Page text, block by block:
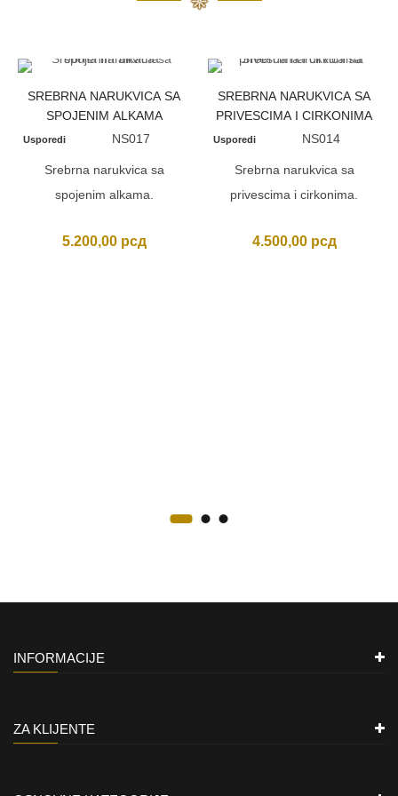
SREBRNA NARUKVICA SA
SPOJENIM ALKAMA
Usporedi NS017
Srebrna narukvica sa
spojenim alkama.
5.200,00 рсд
SREBRNA NARUKVICA SA
PRIVESCIMA I CIRKONIMA
Usporedi NS014
Srebrna narukvica sa
privescima i cirkonima.
4.500,00 рсд
INFORMACIJE
ZA KLIJENTE